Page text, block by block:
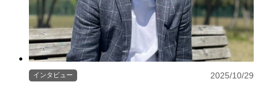
インタビュー 2025/10/29